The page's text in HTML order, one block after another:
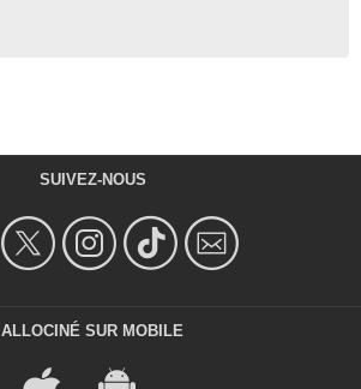
SUIVEZ-NOUS
ALLOCINÉ SUR MOBILE